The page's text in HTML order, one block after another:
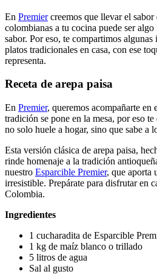
En Premiercreemos que llevar el sabor
colombianas a tu cocina puede ser
sabor. Por eso, te compartimos algunas
platos tradicionales en casa, con ese
representa.
Receta de arepa paisa
En Premier, queremos acompañarte en
tradición se pone en la mesa, por eso
no solo huele a hogar, sino que sabe a
Esta versión clásica de arepa paisa,
rinde homenaje a la tradición
nuestro Esparcible Premier, que aporta
irresistible. Prepárate para disfrutar en
Colombia.
Ingredientes
1 cucharadita de Esparcible
1 kg de maíz blanco o trillado
5 litros de agua
Sal al gusto